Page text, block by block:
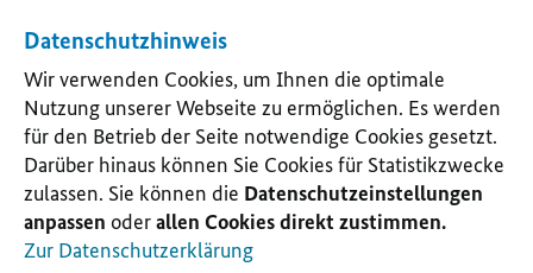
Datenschutzhinweis
Wir verwenden Cookies, um Ihnen die optimale
Nutzung unserer Webseite zu ermöglichen. Es werden
für den Betrieb der Seite notwendige Cookies gesetzt.
Darüber hinaus können Sie Cookies für Statistikzwecke
zulassen. Sie können die Datenschutzeinstellungen
anpassen oderallen Cookies direkt zustimmen.
Zur Datenschutzerklärung